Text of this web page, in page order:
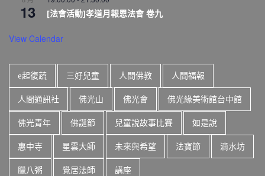
13 [法會活動]孝道月報恩法會 卷九
View Calendar
e起復蔬 三好兒童 人間佛教 人間福報
人間通訊社 佛光山 佛光會 佛光緣美術館台中館
佛光青年 佛誕節 兒童說故事比賽 如是說
惠中寺 星雲大師 未來與希望 法寶節 滴水坊
臘八粥 覺居法師 講座